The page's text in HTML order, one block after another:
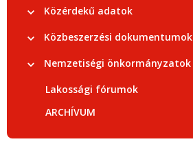
Közérdekű adatok
Közbeszerzési dokumentumok
Nemzetiségi önkormányzatok
Lakossági fórumok
ARCHÍVUM